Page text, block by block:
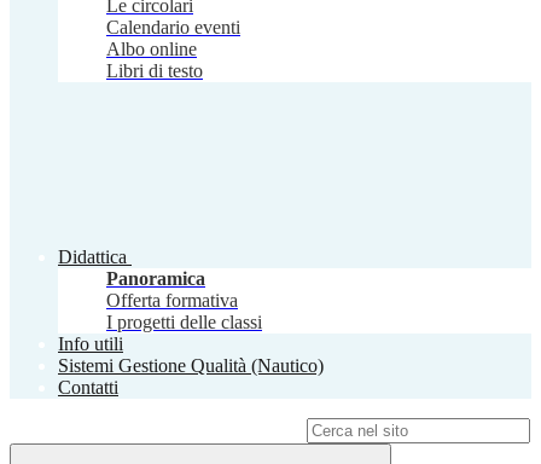
Le circolari
Calendario eventi
Albo online
Libri di testo
Didattica
Panoramica
Offerta formativa
I progetti delle classi
Info utili
Sistemi Gestione Qualità (Nautico)
Contatti